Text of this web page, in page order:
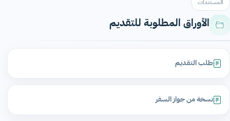
المستندات
الأوراق المطلوبة للتقديم
طلب التقديم
نسخة من جواز السفر